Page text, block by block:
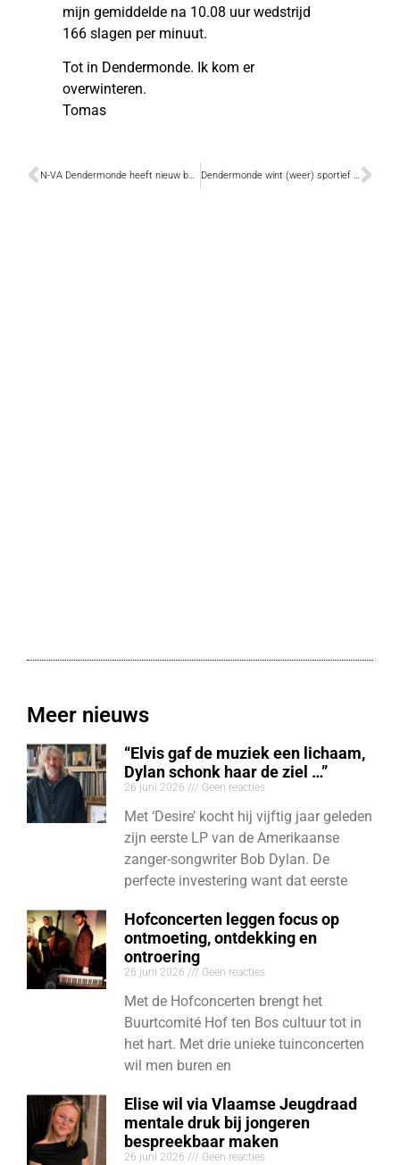
mijn gemiddelde na 10.08 uur wedstrijd
166 slagen per minuut.
Tot in Dendermonde. Ik kom er
overwinteren.
Tomas
N-VA Dendermonde heeft nieuw bestuur Dendermonde wint (weer) sportief van Aalst
Meer nieuws
“Elvis gaf de muziek een lichaam,
Dylan schonk haar de ziel …”
26 juni 2026 Geen reacties
Met ‘Desire’ kocht hij vijftig jaar geleden
zijn eerste LP van de Amerikaanse
zanger-songwriter Bob Dylan. De
perfecte investering want dat eerste
Hofconcerten leggen focus op
ontmoeting, ontdekking en
ontroering
26 juni 2026 Geen reacties
Met de Hofconcerten brengt het
Buurtcomité Hof ten Bos cultuur tot in
het hart. Met drie unieke tuinconcerten
wil men buren en
Elise wil via Vlaamse Jeugdraad
mentale druk bij jongeren
bespreekbaar maken
26 juni 2026 Geen reacties